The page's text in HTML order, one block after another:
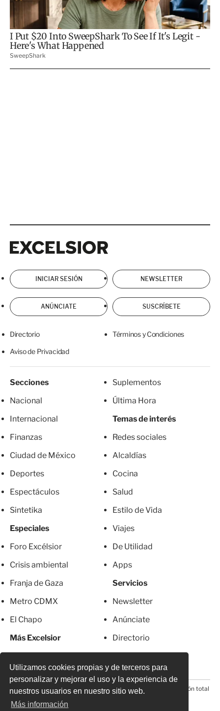
Utilizamos cookies propias y de terceros para
personalizar y mejorar el uso y la experiencia de
nuestros usuarios en nuestro sitio web.
Más información
INICIAR SESIÓN NEWSLETTER
ANÚNCIATE SUSCRÍBETE
Directorio Términos y Condiciones
Aviso de Privacidad
Secciones
Nacional
Internacional
Finanzas
Ciudad de México
Deportes
Espectáculos
Sintetika
Especiales
Foro Excélsior
Crisis ambiental
Franja de Gaza
Metro CDMX
El Chapo
Más Excelsior
Suplementos
Última Hora
Temas de interés
Redes sociales
Alcaldías
Cocina
Salud
Estilo de Vida
Viajes
De Utilidad
Apps
Servicios
Newsletter
Anúnciate
Directorio
© 2026 Todos los derechos reservados. Prohibida la reproducción total
o parcial, incluyendo cualquier medio electrónico*